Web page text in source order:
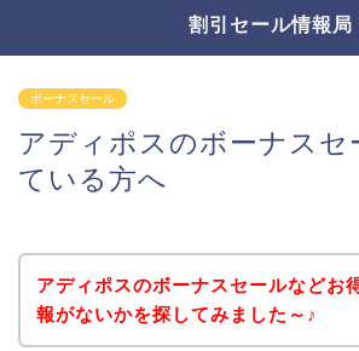
割引セール情報局
ボーナスセール
アディポスのボーナスセ
ている方へ
アディポスのボーナスセールなどお
報がないかを探してみました～♪